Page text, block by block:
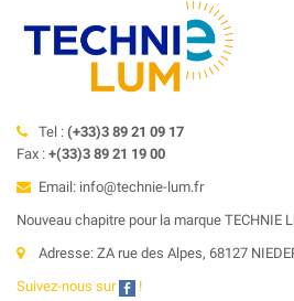
Tel : (+33)3 89 21 09 17
Fax : +(33)3 89 21 19 00
Email: info@technie-lum.fr
Nouveau chapitre pour la marque TECHNIE
Adresse: ZA rue des Alpes, 68127
Suivez-nous sur
!